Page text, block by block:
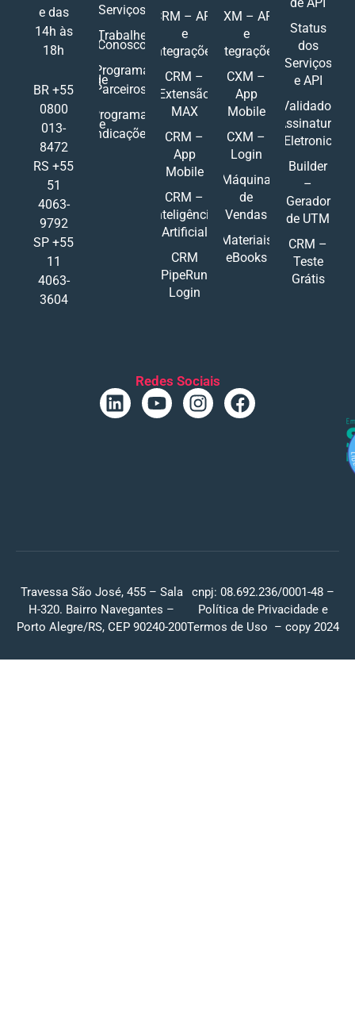
e das
14h às
18h
BR +55
0800
013-
8472
RS +55
51
4063-
9792
SP +55
11
4063-
3604
Serviços
Trabalhe
Conosco
Programa
de
Parceiros
Programa
de
Indicações
CRM – API
e
Integrações
CRM –
Extensão
MAX
CRM –
App
Mobile
CRM –
Inteligência
Artificial
CRM
PipeRun
Login
CXM – API
e
Integrações
CXM –
App
Mobile
CXM –
Login
Máquina
de
Vendas
Materiais
eBooks
Status
dos
Serviços
e API
Validador
Assinatura
Eletronic
Builder
–
Gerador
de UTM
CRM –
Teste
Grátis
Redes Sociais
Travessa São José, 455 – Sala
H-320. Bairro Navegantes –
Porto Alegre/RS, CEP 90240-200
cnpj: 08.692.236/0001-48 –
Política de Privacidade e
Termos de Uso – copy 2024